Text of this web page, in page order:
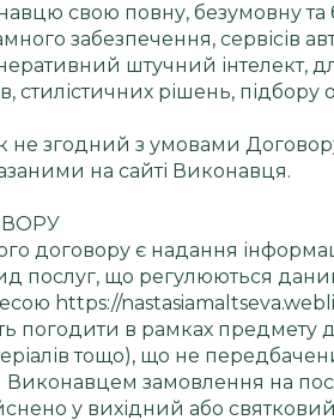
свою повну, безумовну та
забезпечення, сервісів
штучний інтелект,
стилістичних рішень,
не згодний з умовами
на сайті Виконавця.
договору є надання
послуг, що регулюються
https://
погодити в рамках предмету
тощо), що не
Виконавцем замовлення на
у вихідний або